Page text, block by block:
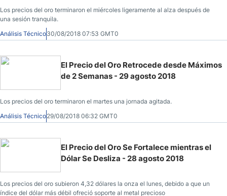
Los precios del oro terminaron el miércoles ligeramente al alza después de
una sesión tranquila.
Análisis Técnico30/08/2018 07:53 GMT0
El Precio del Oro Retrocede desde Máximos
de 2 Semanas - 29 agosto 2018
Los precios del oro terminaron el martes una jornada agitada.
Análisis Técnico29/08/2018 06:32 GMT0
El Precio del Oro Se Fortalece mientras el
Dólar Se Desliza - 28 agosto 2018
Los precios del oro subieron 4,32 dólares la onza el lunes, debido a que un
índice del dólar más débil ofreció soporte al metal precioso